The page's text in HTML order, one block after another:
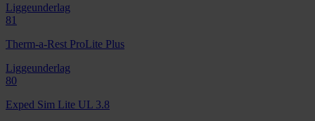
Liggeunderlag
81
Therm-a-Rest ProLite Plus
Liggeunderlag
80
Exped Sim Lite UL 3.8